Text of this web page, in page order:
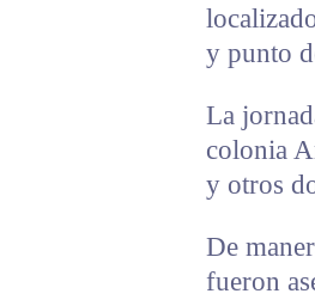
y punto
La
colonia
y otros
De
fueron